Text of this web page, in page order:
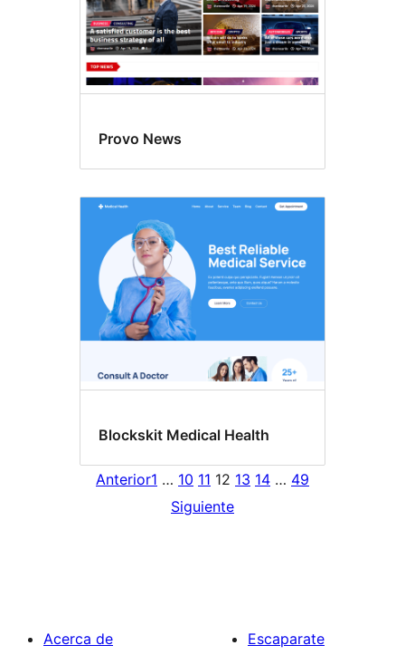
Provo News
Blockskit Medical Health
Anterior1 … 10 11 12 13 14 … 49
Siguiente
Acerca de
Escaparate